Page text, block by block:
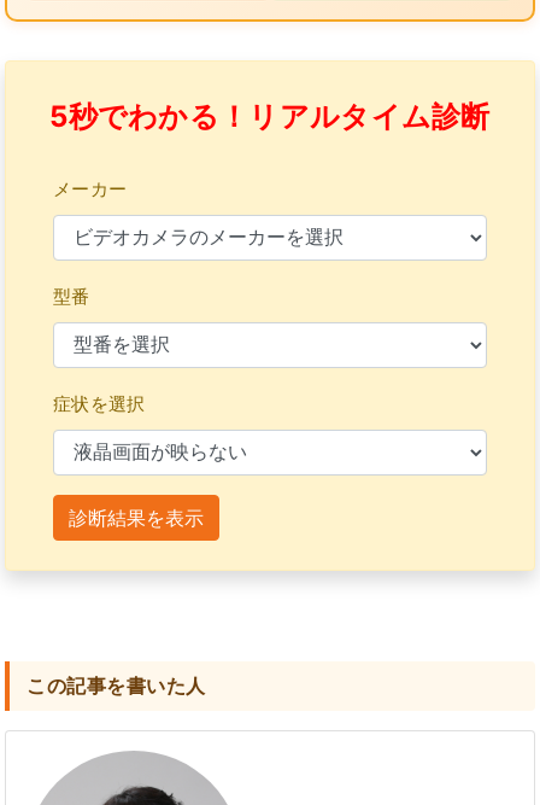
5秒でわかる！リアルタイム診断
メーカー
型番
症状を選択
診断結果を表示
この記事を書いた人